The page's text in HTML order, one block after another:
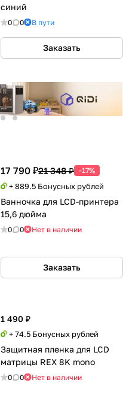
синий
0 0 В пути
Заказать
17 790 ₽21 348 ₽ -17%
+ 889.5 Бонусных рублей
Ванночка для LCD-принтера
15,6 дюйма
0 0 Нет в наличии
Заказать
1 490 ₽
+ 74.5 Бонусных рублей
Защитная пленка для LCD
матрицы REX 8K mono
0 0 Нет в наличии